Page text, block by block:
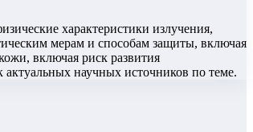
характеристики излучения,
мерам и способам защиты, включая
включая риск развития
научных источников по теме.